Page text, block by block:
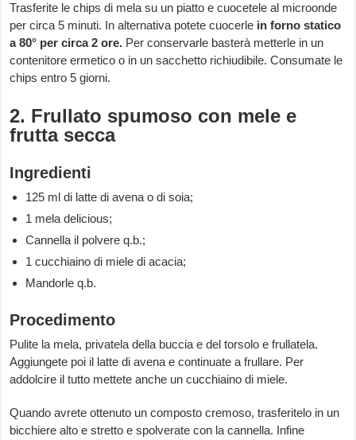
Trasferite le chips di mela su un piatto e cuocetele al microonde
per circa 5 minuti. In alternativa potete cuocerle in forno statico
a 80° per circa 2 ore. Per conservarle basterà metterle in un
contenitore ermetico o in un sacchetto richiudibile. Consumate le
chips entro 5 giorni.
2. Frullato spumoso con mele e
frutta secca
Ingredienti
125 ml di latte di avena o di soia;
1 mela delicious;
Cannella il polvere q.b.;
1 cucchiaino di miele di acacia;
Mandorle q.b.
Procedimento
Pulite la mela, privatela della buccia e del torsolo e frullatela.
Aggiungete poi il latte di avena e continuate a frullare. Per
addolcire il tutto mettete anche un cucchiaino di miele.
Quando avrete ottenuto un composto cremoso, trasferitelo in un
bicchiere alto e stretto e spolverate con la cannella. Infine